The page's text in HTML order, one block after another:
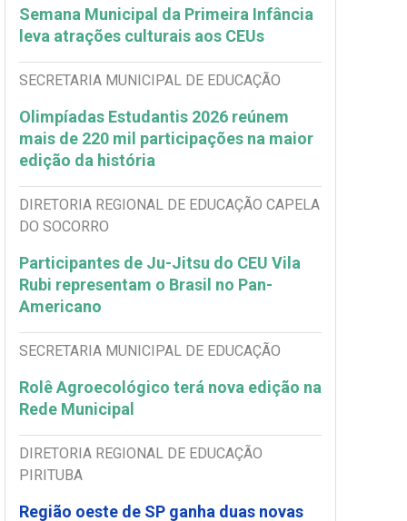
Semana Municipal da Primeira Infância
leva atrações culturais aos CEUs
SECRETARIA MUNICIPAL DE EDUCAÇÃO
Olimpíadas Estudantis 2026 reúnem
mais de 220 mil participações na maior
edição da história
DIRETORIA REGIONAL DE EDUCAÇÃO CAPELA
DO SOCORRO
Participantes de Ju-Jitsu do CEU Vila
Rubi representam o Brasil no Pan-
Americano
SECRETARIA MUNICIPAL DE EDUCAÇÃO
Rolê Agroecológico terá nova edição na
Rede Municipal
DIRETORIA REGIONAL DE EDUCAÇÃO
PIRITUBA
Região oeste de SP ganha duas novas